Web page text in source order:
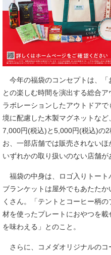
今年の福袋のコンセプトは、「
との楽しむ時間を演出する総合
ラボレーションしたアウトドア
境に配慮した木製マグネットな
7,000円(税込)と5,000円(税込)の
お、一部店舗では販売されないほ
いずれかの取り扱いのない店舗が
福袋の中身は、ロゴ入りトート
ブランケットは屋外でもあたた
くさん。「テントとコーヒー柄
材を使ったプレートにおやつを
を味わえる」とのこと。
さらに、コメダオリジナルのコ